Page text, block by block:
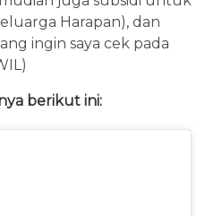
Harapan), dan
ingin saya cek pada
berikut ini: